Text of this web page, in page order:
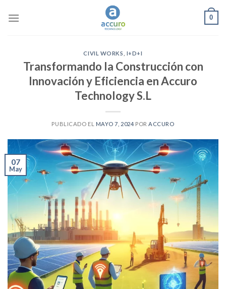
0
CIVIL WORKS I+D+I
Transformando la Construcción con
Innovación y Eficiencia en Accuro
Technology S.L
PUBLICADO EL MAYO 7, 2024 POR ACCURO
07
May